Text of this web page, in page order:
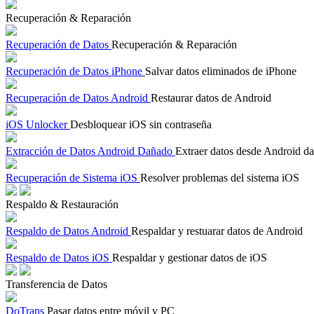
Recuperación & Reparación
Recuperación de Datos Recuperación & Reparación
Recuperación de Datos iPhone Salvar datos eliminados de iPhone
Recuperación de Datos Android Restaurar datos de Android
iOS Unlocker Desbloquear iOS sin contraseña
Extracción de Datos Android Dañado Extraer datos desde Android
Recuperación de Sistema iOS Resolver problemas del sistema iOS
Respaldo & Restauración
Respaldo de Datos Android Respaldar y restuarar datos de Android
Respaldo de Datos iOS Respaldar y gestionar datos de iOS
Transferencia de Datos
DoTrans Pasar datos entre móvil y PC